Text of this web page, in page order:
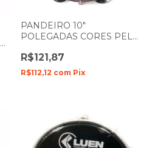
PANDEIRO 10"
POLEGADAS CORES PELE
INJETADO TORELLI
R$121,87
R$112,12 com Pix